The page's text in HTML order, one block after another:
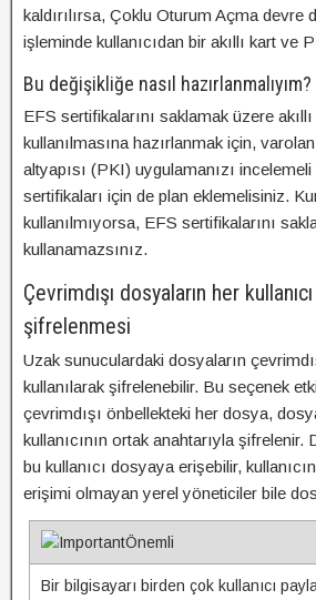
kaldırılırsa, Çoklu Oturum Açma devre
işleminde kullanıcıdan bir akıllı kart ve
Bu değişikliğe nasıl hazırlanmalıyım?
EFS sertifikalarını saklamak üzere akıllı
kullanılmasına hazırlanmak için,
altyapısı (PKI) uygulamanızı
sertifikaları için de plan eklemelisiniz.
kullanılmıyorsa, EFS sertifikalarını
kullanamazsınız.
Çevrimdışı dosyaların her
şifrelenmesi
Uzak sunuculardaki dosyaların
kullanılarak şifrelenebilir. Bu seçenek
çevrimdışı önbellekteki her dosya,
kullanıcının ortak anahtarıyla şifrelenir.
bu kullanıcı dosyaya erişebilir,
erişimi olmayan yerel yöneticiler bile
Önemli
Bir bilgisayarı birden çok kullanıcı